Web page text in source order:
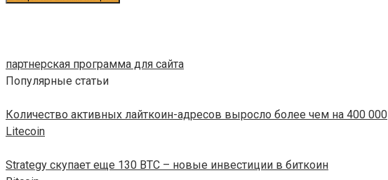
партнерская программа для сайта
Популярные статьи
Количество активных лайткоин-адресов выросло более чем на 400 000
Litecoin
Strategy скупает еще 130 BTC – новые инвестиции в биткоин